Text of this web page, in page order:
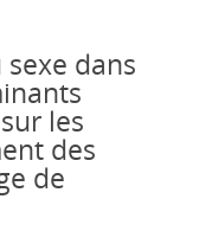
dans
les
des
de